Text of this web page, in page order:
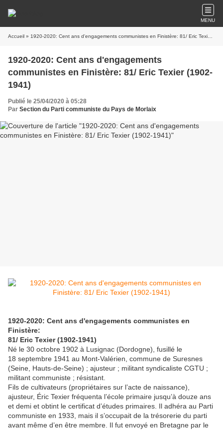
MENU
Accueil » 1920-2020: Cent ans d'engagements communistes en Finistère: 81/ Eric Texier (1902-1941)
1920-2020: Cent ans d'engagements
communistes en Finistère: 81/ Eric Texier (1902-
1941)
Publié le 25/04/2020 à 05:28
Par Section du Parti communiste du Pays de Morlaix
1920-2020: Cent ans d'engagements communistes en
Finistère:
81/ Eric Texier (1902-1941)
Né le 30 octobre 1902 à Lusignac (Dordogne), fusillé le
18 septembre 1941 au Mont-Valérien, commune de Suresnes
(Seine, Hauts-de-Seine) ; ajusteur ; militant syndicaliste CGTU ;
militant communiste ; résistant.
Fils de cultivateurs (propriétaires sur l’acte de naissance),
ajusteur, Éric Texier fréquenta l’école primaire jusqu’à douze ans
et demi et obtint le certificat d’études primaires. Il adhéra au Parti
communiste en 1933, mais il s’occupait de la trésorerie du parti
avant même d’en être membre. Il fut envoyé en Bretagne par le